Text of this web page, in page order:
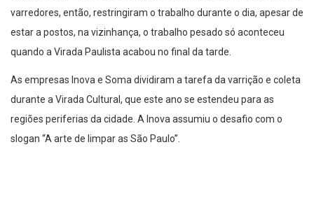
varredores, então, restringiram o trabalho durante o dia, apesar de
estar a postos, na vizinhança, o trabalho pesado só aconteceu
quando a Virada Paulista acabou no final da tarde.
As empresas Inova e Soma dividiram a tarefa da varrição e coleta
durante a Virada Cultural, que este ano se estendeu para as
regiões periferias da cidade. A Inova assumiu o desafio com o
slogan “A arte de limpar as São Paulo”.